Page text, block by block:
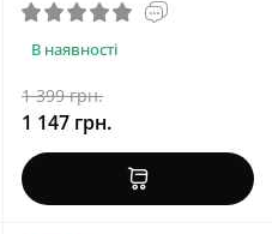
В наявності
1 399 грн.
1 147 грн.